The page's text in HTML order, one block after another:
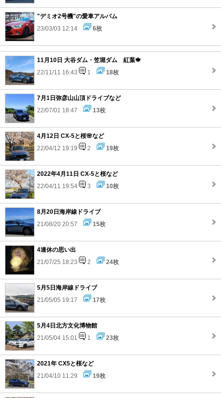
"デミオ2号機"の愛車アルバム
23/03/03 12:14
6枚
11月10日 大谷ダム・笠堀ダム 紅葉🍁
22/11/11 16:43
1 18枚
7月1日弥彦山山頂ドライブなど
22/07/01 18:47
13枚
4月12日 CX-5と桜🌸など
22/04/12 19:19
2 19枚
2022年4月11日 CX-5と桜など
22/04/11 19:54
3 10枚
8月20日海岸線ドライブ
21/08/20 20:57
15枚
4連休の思い出
21/07/25 18:23
2 24枚
5月5日海岸線ドライブ
21/05/05 19:17
17枚
5月4日北方文化博物館
21/05/04 15:01
1 23枚
2021年 CX5と桜など
21/04/10 11:29
19枚